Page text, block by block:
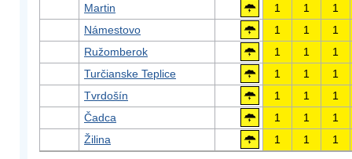
Martin
1 1
1
Námestovo
1 1
1
Ružomberok
1 1
1
Turčianske Teplice
1 1
1
Tvrdošín
1 1
1
Čadca
1 1
1
Žilina
1 1 1